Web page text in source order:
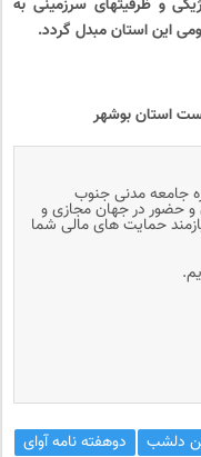
و ظرفیتهای سرزمینی به
این استان مبدل گردد.
استان بوشهر
جامعه مدنی جنوب
و حضور در جهان مجازی و
حمایت های مالی شما
دلشب
دوهفته نامه آوای